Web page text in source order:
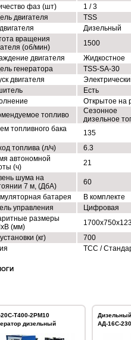
фаз (шт)
1 / 3
двигателя
TSS
Дизельный
вращения
(об/мин)
1500
двигателя
Жидкостное
генератора
TSS-SA-30
двигателя
Есть
Открытое на
топливо
Сезонное
дизельное
топливного бака
135
топлива (л/ч)
6.3
автономной
(ч)
21
шума на
7 м, (ДбА)
60
батарея
В комплекте
управления
Цифровая
размеры
(мм)
(кг)
700
ТСС /
Т400-2РМ10
дизельный
АД-16С-